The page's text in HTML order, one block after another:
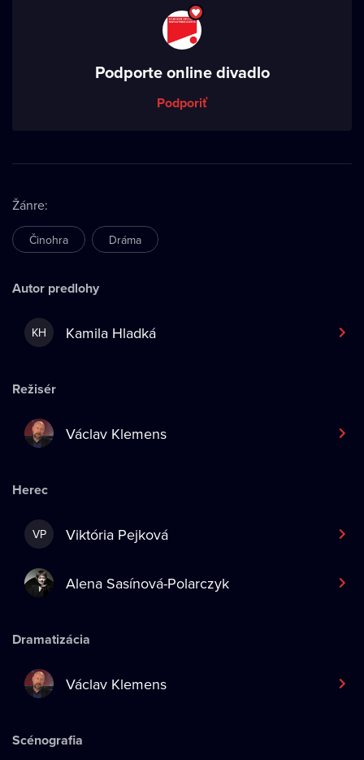
Podporte online divadlo
Podporiť
Žánre:
Činohra Dráma
Autor predlohy
KH Kamila Hladká
Režisér
Václav Klemens
Herec
VP Viktória Pejková
Alena Sasínová-Polarczyk
Dramatizácia
Václav Klemens
Scénografia